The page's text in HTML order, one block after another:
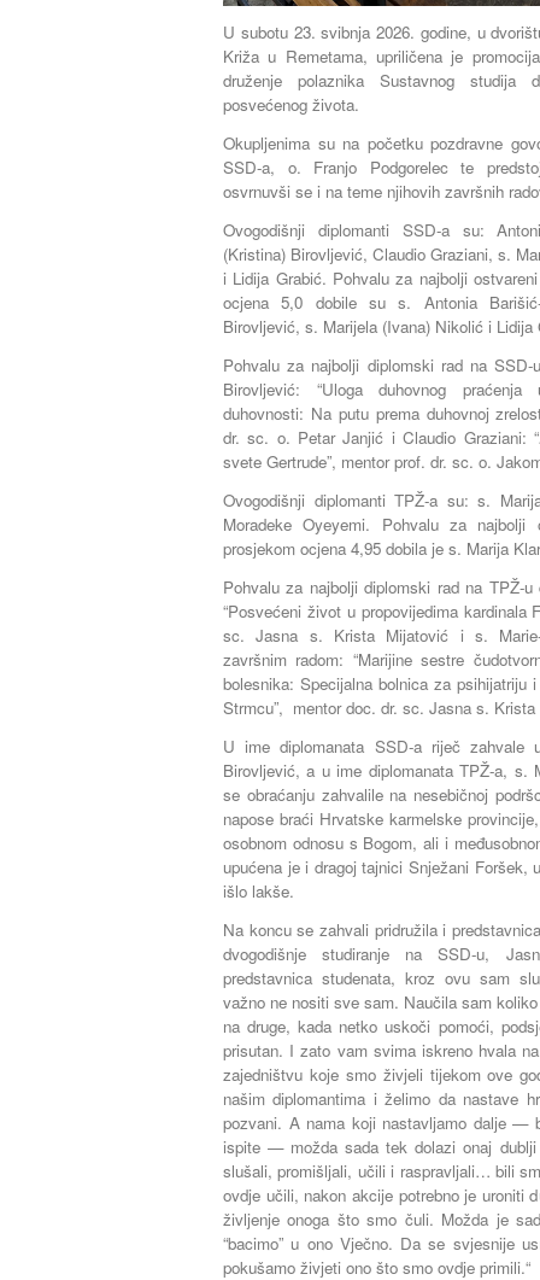
U subotu 23. svibnja 2026. godine, u
Križa u Remetama, upriličena je
druženje polaznika Sustavnog studija
posvećenog života.
Okupljenima su na početku pozdravne
SSD-a, o. Franjo Podgorelec te
osvrnuvši se i na teme njihovih završnih
Ovogodišnji diplomanti SSD-a su:
(Kristina) Birovljević, Claudio Graziani, s.
i Lidija Grabić. Pohvalu za najbolji
ocjena 5,0 dobile su s. Antonia
Birovljević, s. Marijela (Ivana) Nikolić i Lidija
Pohvalu za najbolji diplomski rad na
Birovljević: “Uloga duhovnog
duhovnosti: Na putu prema duhovnoj
dr. sc. o. Petar Janjić i Claudio Graziani: “
svete Gertrude”, mentor prof. dr. sc. o.
Ovogodišnji diplomanti TPŽ-a su: s.
Moradeke Oyeyemi. Pohvalu za
prosjekom ocjena 4,95 dobila je s. Marija
Pohvalu za najbolji diplomski rad na TPŽ-
“Posvećeni život u propovijedima kardinala
sc. Jasna s. Krista Mijatović i s.
završnim radom: “Marijine sestre
bolesnika: Specijalna bolnica za psihijatriju
Strmcu”, mentor doc. dr. sc. Jasna s.
U ime diplomanata SSD-a riječ zahvale
Birovljević, a u ime diplomanata TPŽ-a, s.
se obraćanju zahvalile na nesebičnoj
napose braći Hrvatske karmelske
osobnom odnosu s Bogom, ali i
upućena je i dragoj tajnici Snježani
išlo lakše.
Na koncu se zahvali pridružila i
dvogodišnje studiranje na SSD-u,
predstavnica studenata, kroz ovu sam
važno ne nositi sve sam. Naučila sam
na druge, kada netko uskoči pomoći,
prisutan. I zato vam svima iskreno hvala
zajedništvu koje smo živjeli tijekom ove
našim diplomantima i želimo da nastave
pozvani. A nama koji nastavljamo dalje —
ispite — možda sada tek dolazi onaj
slušali, promišljali, učili i raspravljali… bili
ovdje učili, nakon akcije potrebno je
življenje onoga što smo čuli. Možda je
“bacimo” u ono Vječno. Da se svjesnije
pokušamo živjeti ono što smo ovdje primili.“